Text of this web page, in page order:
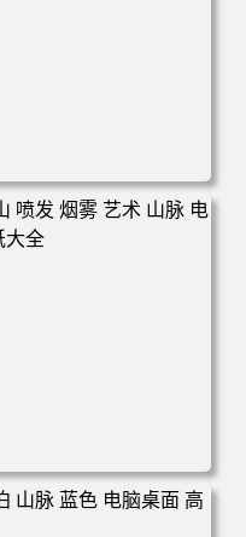
陵 微软 加利福尼亚 电
全
烟雾 艺术 山脉 电脑桌